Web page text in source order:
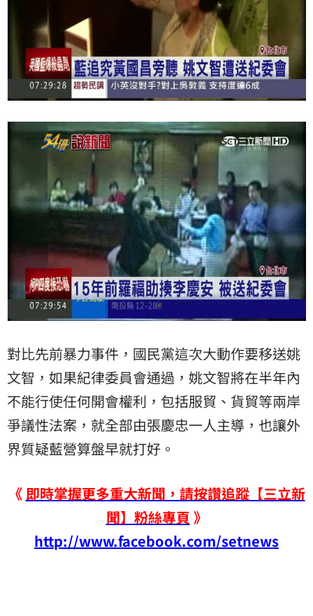
對比先前暴力事件，國民黨這次大動作要移送姚
文智，如果紀律委員會通過，姚文智將在半年內
不能行使任何開會權利，包括服貿、貨貿等兩岸
爭議性法案，就全部由張慶忠一人主導，也讓外
界質疑藍營算盤早就打好。
《 即時掌握更多重大新聞，請按讚追蹤【三立新
聞】粉絲專頁 》
http://www.facebook.com/setnews